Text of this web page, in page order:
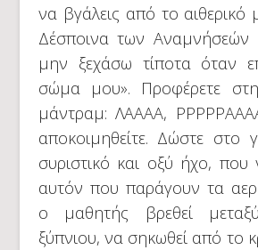
να βγάλεις από το
Δέσποινα των
μην ξεχάσω τίποτα όταν
σώμα μου». Προφέρετε
μάντραμ: ΛΑΑΑΑ,
αποκοιμηθείτε. Δώστε
συριστικό και οξύ ήχο, που
αυτόν που παράγουν τα
ο μαθητής βρεθεί
ξύπνιου, να σηκωθεί από το